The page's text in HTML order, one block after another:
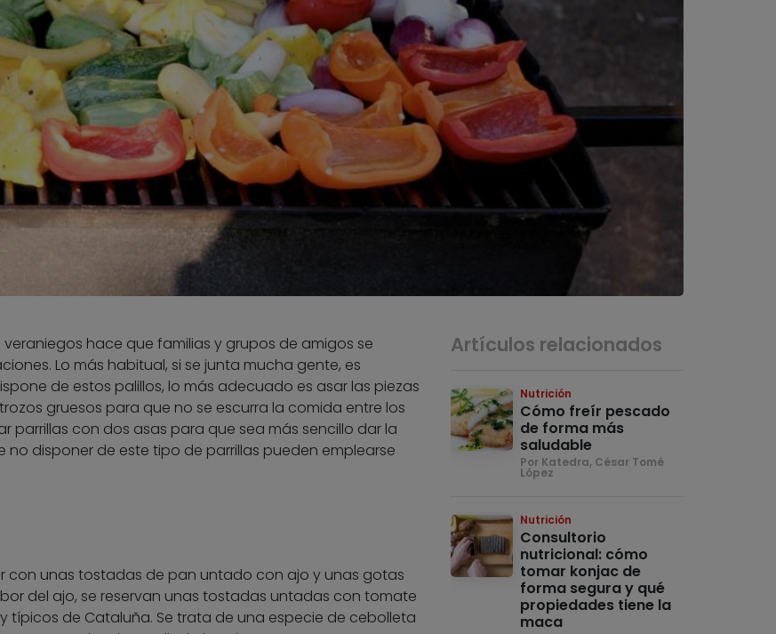
hace que familias y grupos de amigos se
Lo más habitual, si se junta mucha gente, es
de estos palillos, lo más adecuado es asar las piezas
gruesos para que no se escurra la comida entre los
parrillas con dos asas para que sea más sencillo dar la
no disponer de este tipo de parrillas pueden emplearse
con unas tostadas de pan untado con ajo y unas gotas
del ajo, se reservan unas tostadas untadas con tomate
típicos de Cataluña. Se trata de una especie de cebolleta
Artículos relacionados
Nutrición
Cómo freír pescado
de forma más
saludable
Por Katedra, César Tomé
López
Nutrición
Consultorio
nutricional: cómo
tomar konjac de
forma segura y qué
propiedades tiene la
maca